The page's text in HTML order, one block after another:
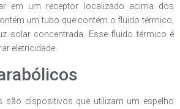
em um receptor localizado acima dos
um tubo que contém o fluido térmico,
solar concentrada. Esse fluido térmico é
eletricidade.
são dispositivos que utilizam um espelho